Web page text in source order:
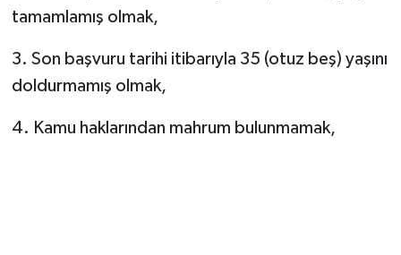
tamamlamış olmak,
3. Son başvuru tarihi itibarıyla 35 (otuz beş) yaşını
doldurmamış olmak,
4. Kamu haklarından mahrum bulunmamak,